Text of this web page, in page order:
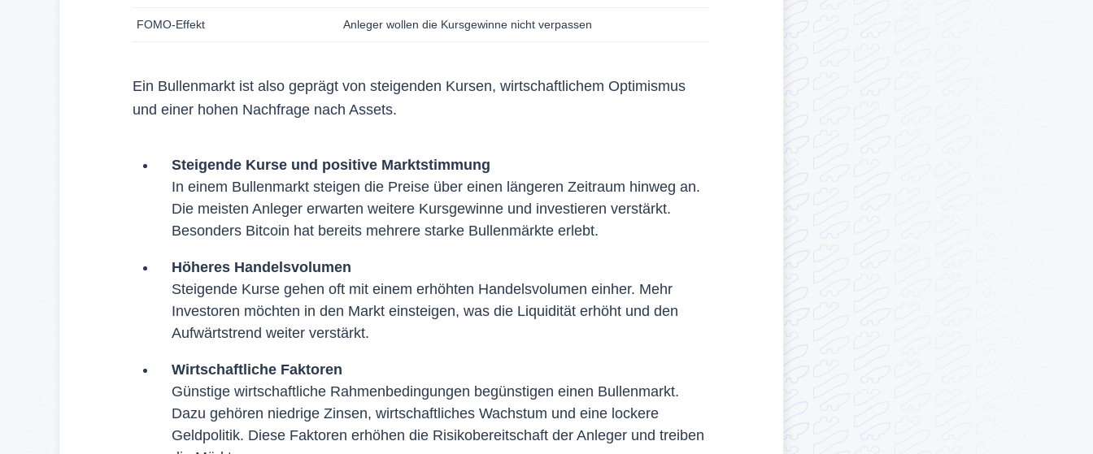
FOMO-Effekt Anleger wollen die Kursgewinne nicht verpassen
Ein Bullenmarkt ist also geprägt von steigenden Kursen, wirtschaftlichem Optimismus
und einer hohen Nachfrage nach Assets.
Steigende Kurse und positive Marktstimmung
In einem Bullenmarkt steigen die Preise über einen längeren Zeitraum hinweg an.
Die meisten Anleger erwarten weitere Kursgewinne und investieren verstärkt.
Besonders Bitcoin hat bereits mehrere starke Bullenmärkte erlebt.
Höheres Handelsvolumen
Steigende Kurse gehen oft mit einem erhöhten Handelsvolumen einher. Mehr
Investoren möchten in den Markt einsteigen, was die Liquidität erhöht und den
Aufwärtstrend weiter verstärkt.
Wirtschaftliche Faktoren
Günstige wirtschaftliche Rahmenbedingungen begünstigen einen Bullenmarkt.
Dazu gehören niedrige Zinsen, wirtschaftliches Wachstum und eine lockere
Geldpolitik. Diese Faktoren erhöhen die Risikobereitschaft der Anleger und treiben